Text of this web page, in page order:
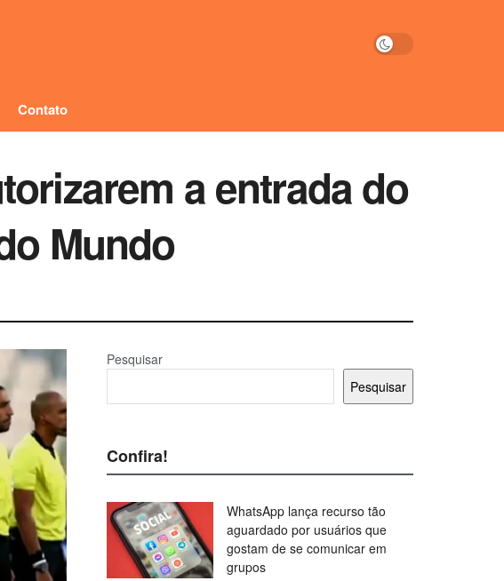
Contato
a entrada do
Mundo
Pesquisar
Pesquisar
Confira!
WhatsApp lança recurso tão
aguardado por usuários que
gostam de se comunicar em
grupos